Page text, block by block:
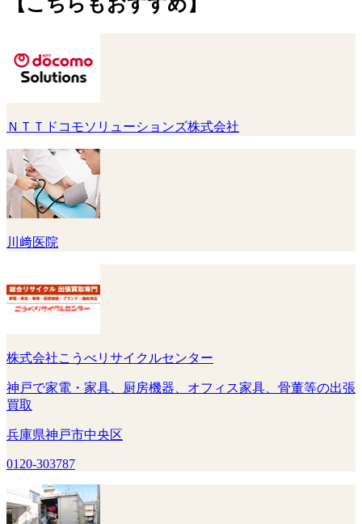
ＮＴＴドコモソリューションズ株式会社
川﨑医院
株式会社こうべリサイクルセンター
神戸で家電・家具、厨房機器、オフィス家具、骨董等の出張
買取
兵庫県神戸市中央区
0120-303787